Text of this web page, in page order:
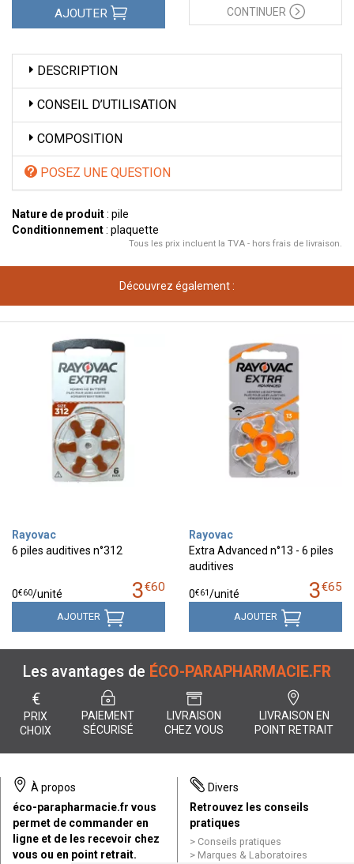
AJOUTER CONTINUER
DESCRIPTION
CONSEIL D’UTILISATION
COMPOSITION
POSEZ UNE QUESTION
Nature de produit: pile
Conditionnement: plaquette
Tous les prix incluent la TVA - hors frais de livraison.
Découvrez également :
Rayovac
6 piles auditives n°312
3€60
0€60/unité
AJOUTER
Rayovac
Extra Advanced n°13 - 6 piles
auditives
3€65
0€61/unité
AJOUTER
Les avantages de ÉCO-PARAPHARMACIE.FR
€
PRIX
CHOIX
PAIEMENT
SÉCURISÉ
LIVRAISON
CHEZ VOUS
LIVRAISON EN
POINT RETRAIT
À propos
éco-parapharmacie.fr vous
permet de commander en
ligne et de les recevoir chez
vous ou en point retrait.
Divers
Retrouvez les conseils
pratiques
Conseils pratiques
Marques & Laboratoires